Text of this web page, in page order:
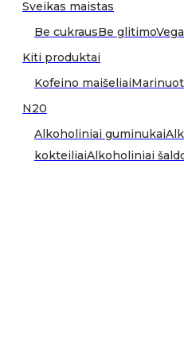
Sveikas maistas
Be cukrausBe glitimo
Kiti produktai
Kofeino maišeliai
N20
Alkoholiniai guminukai
kokteiliaiAlkoholiniai